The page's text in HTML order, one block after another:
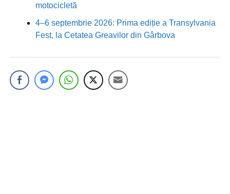
motocicletă
4–6 septembrie 2026: Prima ediție a Transylvania
Fest, la Cetatea Greavilor din Gârbova